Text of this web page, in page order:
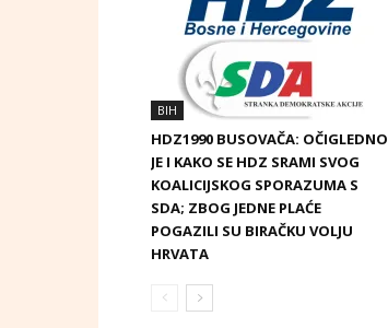
BIH
HDZ1990 BUSOVAČA: OČIGLEDNO
JE I KAKO SE HDZ SRAMI SVOG
KOALICIJSKOG SPORAZUMA S
SDA; ZBOG JEDNE PLAĆE
POGAZILI SU BIRAČKU VOLJU
HRVATA